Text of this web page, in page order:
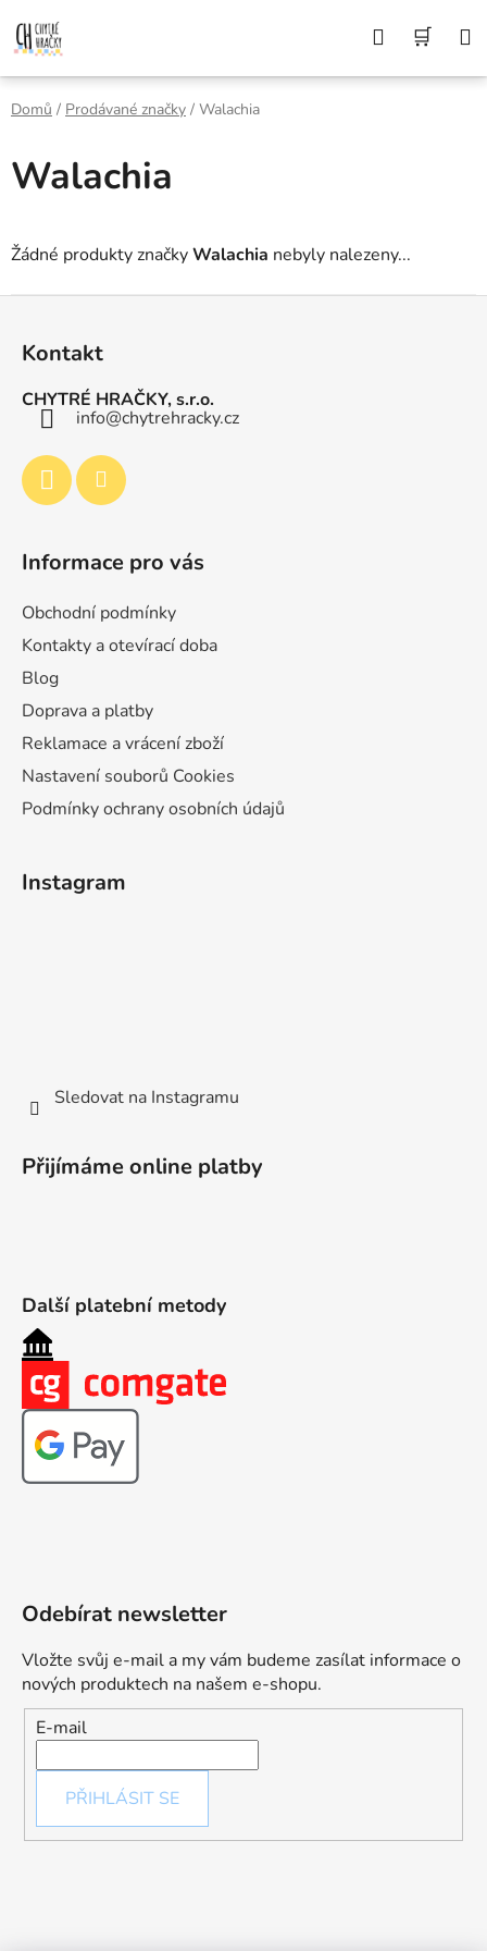
na
obsah
Z DŮVODU DOVOLENÉ BUDEME VAŠE
OBJEDNÁVKY ODESÍLAT AŽ 10. 8. DĚKUJEME
ZA POCHOPENÍ A PŘEJEME KRÁSNÉ LÉTO🌞
Hledat
Domů / Prodávané značky / Walachia
Walachia
Žádné produkty značkyWalachia nebyly nalezeny...
Kontakt
CHYTRÉ HRAČKY, s.r.o.
info@chytrehracky.cz
Informace pro vás
Obchodní podmínky
Kontakty a otevírací doba
Blog
Doprava a platby
Reklamace a vrácení zboží
Nastavení souborů Cookies
Podmínky ochrany osobních údajů
Instagram
Sledovat na Instagramu
Přijímáme online platby
Další platební metody
Odebírat newsletter
Vložte svůj e-mail a my vám budeme zasílat informace o
nových produktech na našem e-shopu.
E-mail
PŘIHLÁSIT SE